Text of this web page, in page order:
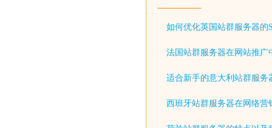
如何优化英国站群服务器的
法国站群服务器在网站推广
适合新手的意大利站群服务
西班牙站群服务器在网络营